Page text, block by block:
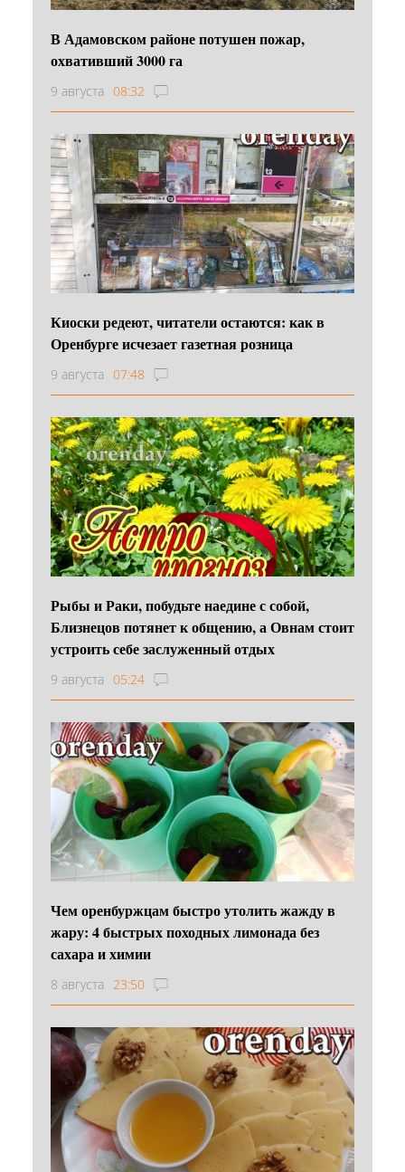
В Адамовском районе потушен пожар,
охвативший 3000 га
9 августа 08:32
Киоски редеют, читатели остаются: как в
Оренбурге исчезает газетная розница
9 августа 07:48
Рыбы и Раки, побудьте наедине с собой,
Близнецов потянет к общению, а Овнам стоит
устроить себе заслуженный отдых
9 августа 05:24
Чем оренбуржцам быстро утолить жажду в
жару: 4 быстрых походных лимонада без
сахара и химии
8 августа 23:50